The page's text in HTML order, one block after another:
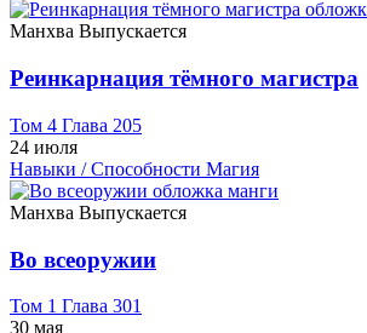
Манхва Выпускается
Реинкарнация тёмного магистра
Том 4 Глава 205
24 июля
Навыки / Способности Магия
Манхва Выпускается
Во всеоружии
Том 1 Глава 301
30 мая